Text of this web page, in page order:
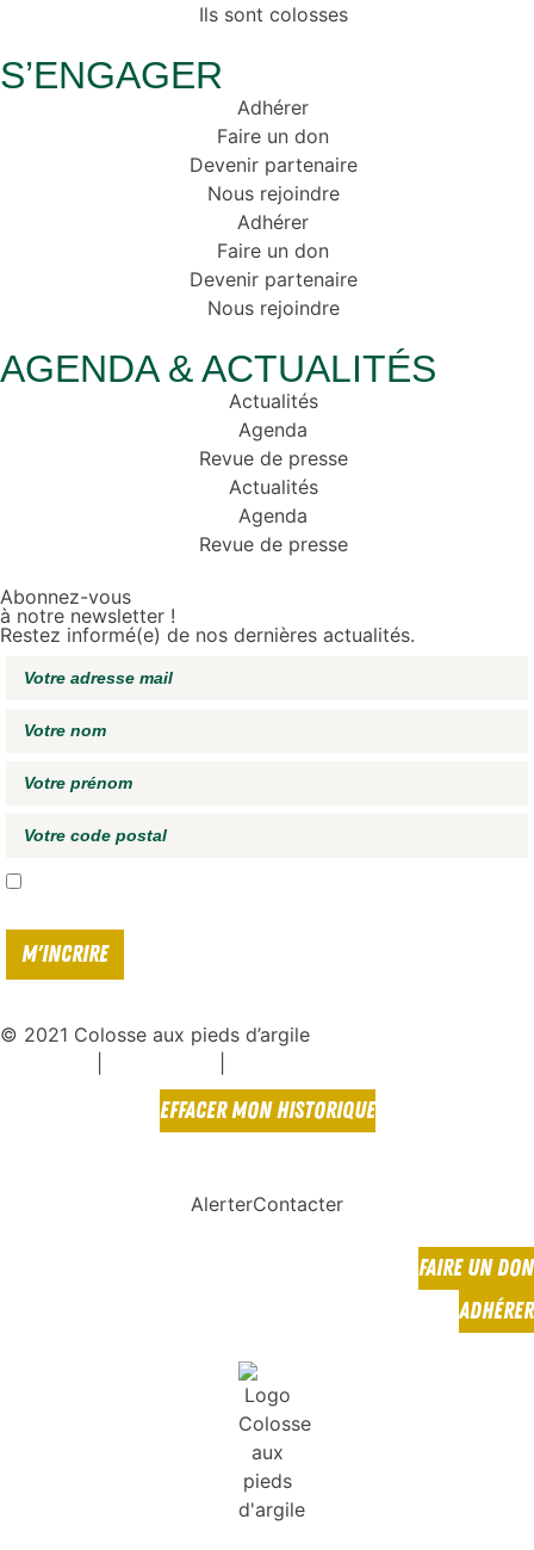
Ils sont colosses
S’ENGAGER
Adhérer
Faire un don
Devenir partenaire
Nous rejoindre
Adhérer
Faire un don
Devenir partenaire
Nous rejoindre
AGENDA & ACTUALITÉS
Actualités
Agenda
Revue de presse
Actualités
Agenda
Revue de presse
Abonnez-vous
à notre newsletter !
Restez informé(e) de nos dernières actualités.
© 2021 Colosse aux pieds d’argile
EFFACER MON HISTORIQUE
AlerterContacter
FAIRE UN DON
ADHÉRER